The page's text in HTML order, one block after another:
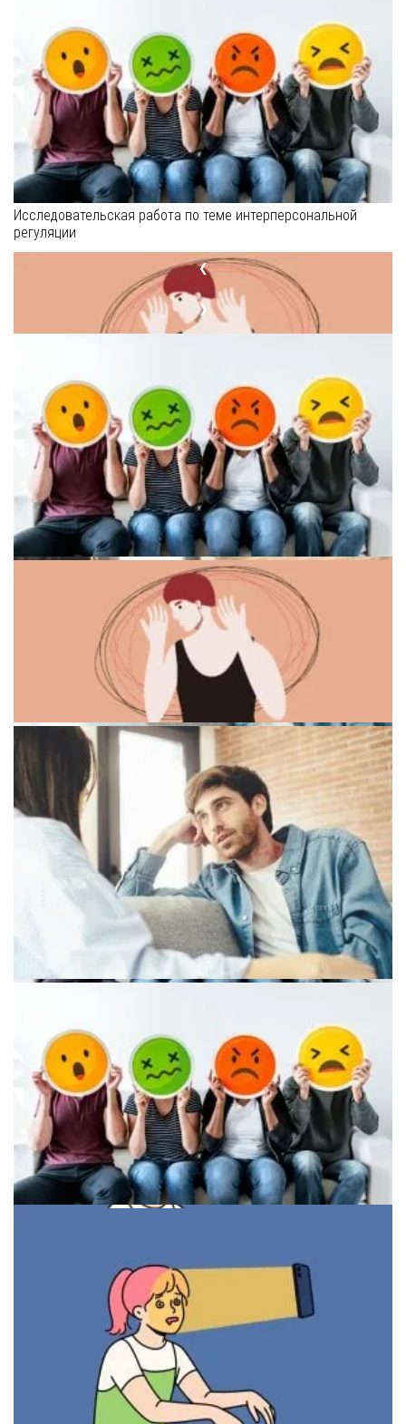
Исследовательская работа по теме интерперсональной
регуляции
Путь к восстановлению при депрессии
Эмоциональный интеллект в повседневной жизни
Иллюстрация самодетерминации
Методы когнитивно-поведенческой терапии
❮
❯